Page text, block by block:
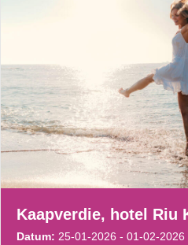
Kaapverdie, hotel Riu
Datum: 25-01-2026 - 01-02-2026